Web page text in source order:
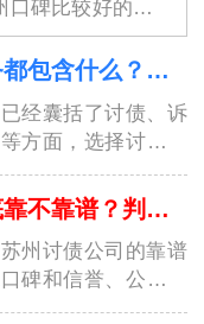
碑比较好的讨债
债权人权益、高效
度、灵活性、良
宜兴讨债公司服务都包含什么？选择讨债公司需要具备的条件
经囊括了讨债、诉
方面，选择讨债公
全面性和专业性。
法，有相关资质和
合适的讨债公司，
宜兴清债公司到底靠不靠谱？判断依据是什么呢？
州讨债公司的靠谱
碑和信誉、公司资
方式、行业资讯和